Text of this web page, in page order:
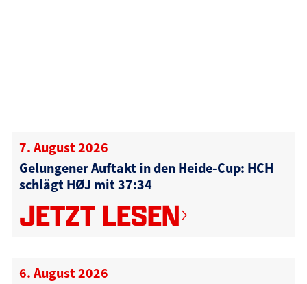
7. August 2026
Gelungener Auftakt in den Heide-Cup: HCH
schlägt HØJ mit 37:34
JETZT LESEN
6. August 2026